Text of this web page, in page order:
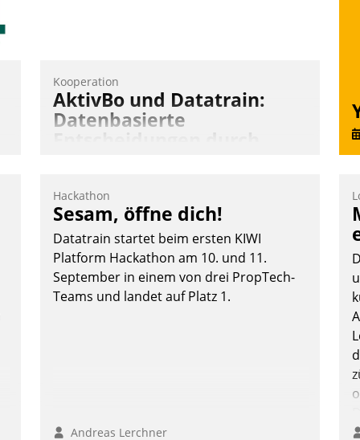
Kooperation
AktivBo und Datatrain:
Datenbasierte
AktivBo und Datatrain kooperieren –
Immobilienunternehmen profitieren: Die
nahtlose Integration der Lösungen von
AktivBo und Datatrain ermöglicht
automatisiert ausgelöste, zielgerichtete
Mieterbefragungen – eine starke
Hackathon
Sesam, öffne dich!
Datatrain startet beim ersten KIWI
Platform Hackathon am 10. und 11.
September in einem von drei PropTech-
Teams und landet auf Platz 1.
Andreas Lerchner